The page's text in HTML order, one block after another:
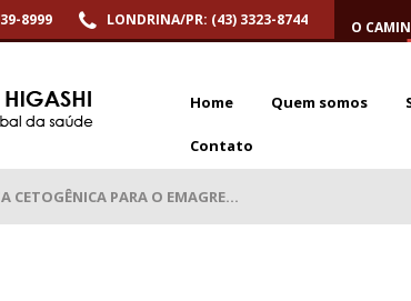
8999 LONDRINA/PR: (43) 3323-8744 O
e mentiras
Home Quem somos
Contato
CETOGÊNICA PARA O EMAGRE...